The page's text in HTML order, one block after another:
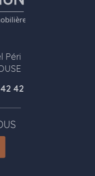
Péri
42